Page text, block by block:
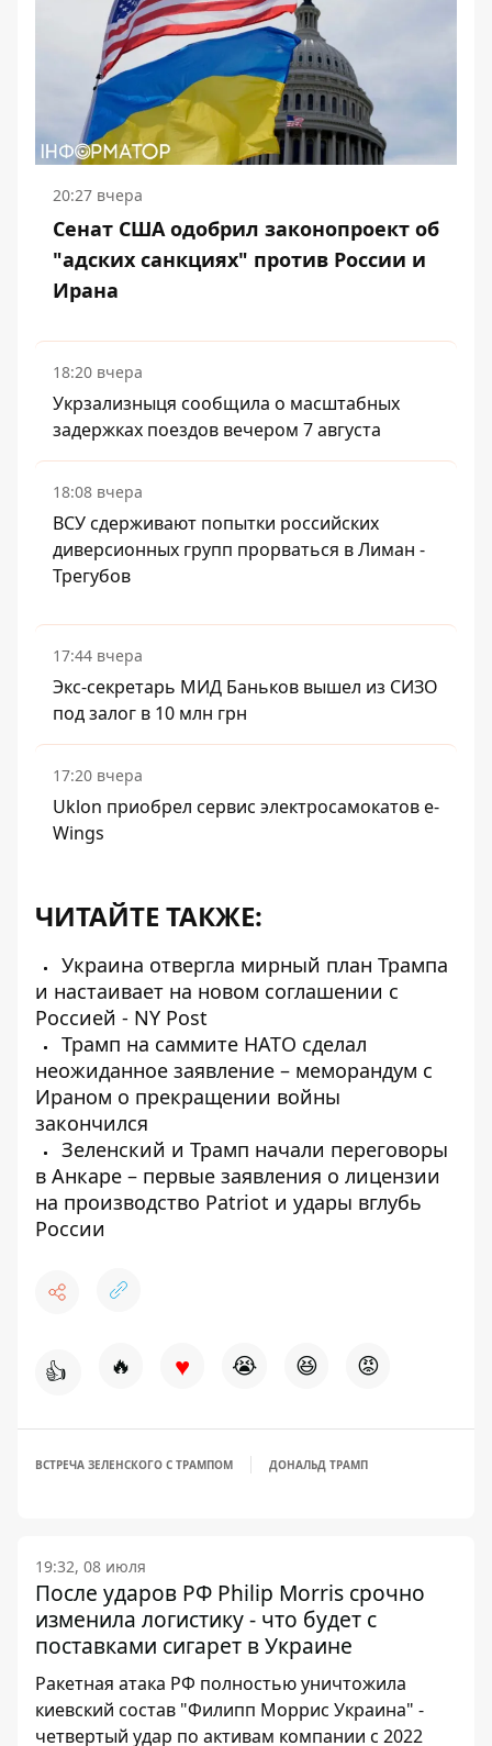
20:27 вчера
Сенат США одобрил законопроект об
"адских санкциях" против России и
Ирана
18:20 вчера
Укрзализныця сообщила о масштабных
задержках поездов вечером 7 августа
18:08 вчера
ВСУ сдерживают попытки российских
диверсионных групп прорваться в Лиман -
Трегубов
17:44 вчера
Экс-секретарь МИД Баньков вышел из СИЗО
под залог в 10 млн грн
17:20 вчера
Uklon приобрел сервис электросамокатов e-
Wings
ЧИТАЙТЕ ТАКЖЕ:
Украина отвергла мирный план Трампа
и настаивает на новом соглашении с
Россией - NY Post
Трамп на саммите НАТО сделал
неожиданное заявление – меморандум с
Ираном о прекращении войны
закончился
Зеленский и Трамп начали переговоры
в Анкаре – первые заявления о лицензии
на производство Patriot и удары вглубь
России
👍 🔥 ♥ 😭 😆 😡
ВСТРЕЧА ЗЕЛЕНСКОГО С ТРАМПОМ ДОНАЛЬД ТРАМП
19:32, 08 июля
После ударов РФ Philip Morris срочно
изменила логистику - что будет с
поставками сигарет в Украине
Ракетная атака РФ полностью уничтожила
киевский состав "Филипп Моррис Украина" -
четвертый удар по активам компании с 2022